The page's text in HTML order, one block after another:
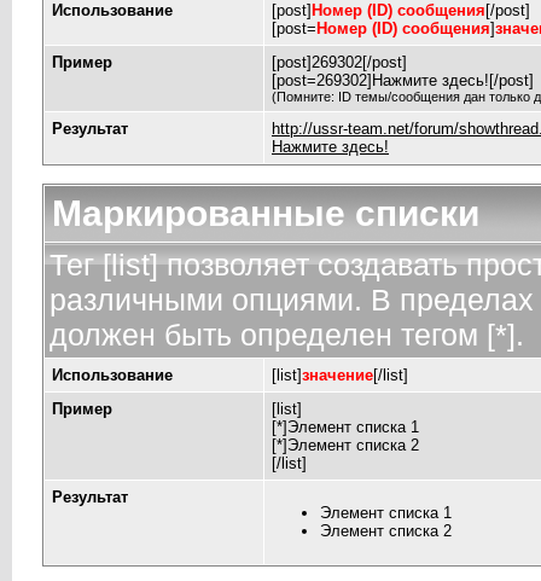
Использование [post] Номер (ID) сообщения [/post]
[post= Номер (ID) сообщения]
Пример
[post]269302[/post]
[post=269302]Нажмите здесь![/post]
(Помните: ID темы/сообщения дан только
Результат
http://ussr-team.net/forum/
Нажмите здесь!
Маркированные списки
Тег [list] позволяет создавать
различными опциями. В пределах
должен быть определен тегом [*].
Использование [list]значение[/list]
Пример
[list]
[*]Элемент списка 1
[*]Элемент списка 2
[/list]
Результат
Элемент списка 1
Элемент списка 2